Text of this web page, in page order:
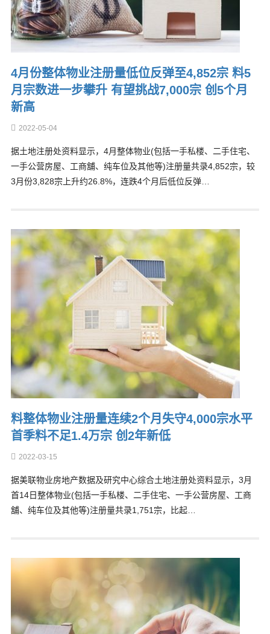
4月份整体物业注册量低位反弹至4,852宗 料5
月宗数进一步攀升 有望挑战7,000宗 创5个月
新高
2022-05-04
据土地注册处资料显示，4月整体物业(包括一手私楼、二手住宅、
一手公营房屋、工商舖、纯车位及其他等)注册量共录4,852宗，较
3月份3,828宗上升约26.8%，连跌4个月后低位反弹…
料整体物业注册量连续2个月失守4,000宗水平
首季料不足1.4万宗 创2年新低
2022-03-15
据美联物业房地产数据及研究中心综合土地注册处资料显示，3月
首14日整体物业(包括一手私楼、二手住宅、一手公营房屋、工商
舖、纯车位及其他等)注册量共录1,751宗，比起…